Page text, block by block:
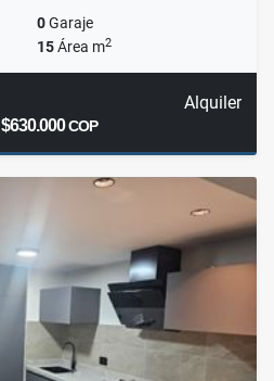
0Garaje
15Área m2
Alquiler
$630.000COP